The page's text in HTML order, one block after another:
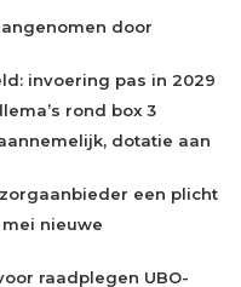
door
invoering pas in 2029
rond box 3
dotatie aan
een plicht
nieuwe
raadplegen UBO-